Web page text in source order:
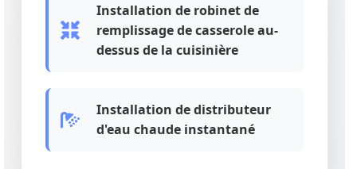
Installation de robinet de
remplissage de casserole au-
dessus de la cuisinière
Installation de distributeur
d'eau chaude instantané